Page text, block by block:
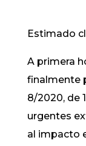
Estimado
A primera
finalmente
8/2020, de
urgentes
al impacto